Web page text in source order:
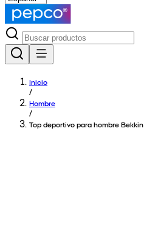
Inicio
/
Hombre
/
Top deportivo para hombre Bekkin